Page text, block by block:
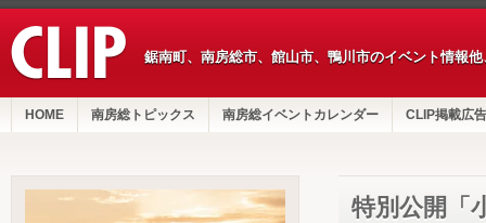
鋸南町、南房総市、館山市、鴨川市のイベント情報
HOME 南房総トピックス 南房総イベントカレンダー CLIP掲載広告
特別公開「